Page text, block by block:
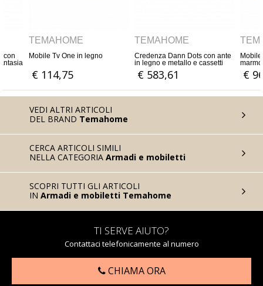
TEMAHOME
Credenza Dann Dots con ante
centrali
€ 583,61
TEMAHOME
Mobile TV Lyon con piano in
marmo e struttura in legno
€ 967,21
ante
a
€
VEDI ALTRI ARTICOLI
DEL BRAND Temahome
CERCA ARTICOLI SIMILI
NELLA CATEGORIA Armadi e mobiletti
SCOPRI TUTTI GLI ARTICOLI
IN Armadi e mobiletti Temahome
TI SERVE AIUTO?
Contattaci telefonicamente al numero
CHIAMA ORA